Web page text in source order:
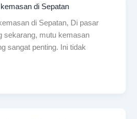
di Sepatan
di Sepatan, Di pasar
sekarang, mutu kemasan
sangat penting. Ini tidak